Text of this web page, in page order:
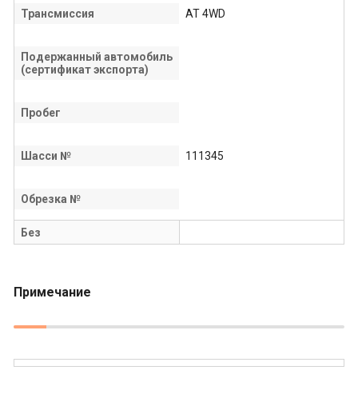
Трансмиссия AT 4WD
Подержанный автомобиль
(сертификат экспорта)
Пробег
Шасси № 111345
Обрезка №
Без
Примечание